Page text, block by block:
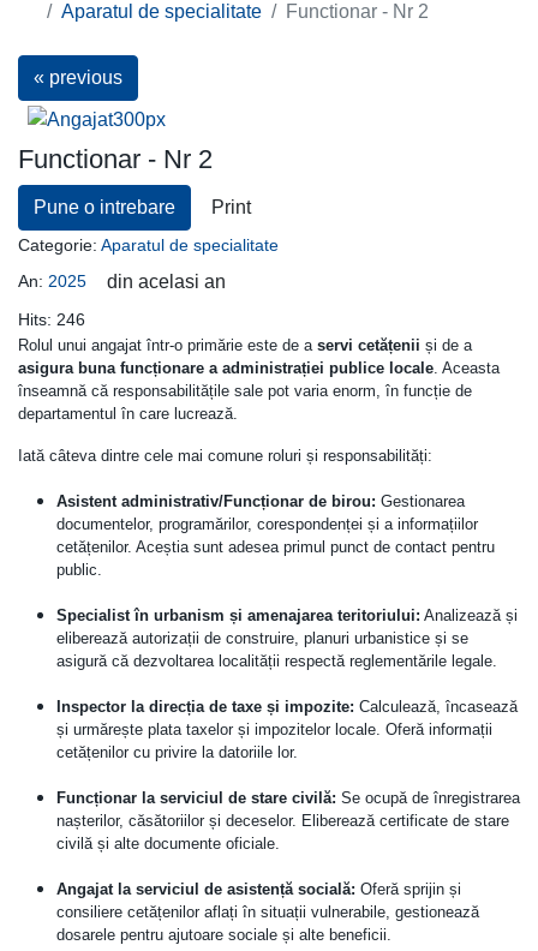
Aparatul de specialitate
Functionar - Nr 2
« previous
Functionar - Nr 2
Pune o intrebare Print
Categorie: Aparatul de specialitate
An: 2025 din acelasi an
Hits: 246
Rolul unui angajat într-o primărie este de a servi cetățenii și de a
asigura buna funcționare a administrației publice locale. Aceasta
înseamnă că responsabilitățile sale pot varia enorm, în funcție de
departamentul în care lucrează.
Iată câteva dintre cele mai comune roluri și responsabilități:
Asistent administrativ/Funcționar de birou: Gestionarea
documentelor, programărilor, corespondenței și a informațiilor
cetățenilor. Aceștia sunt adesea primul punct de contact pentru
public.
Specialist în urbanism și amenajarea teritoriului: Analizează și
eliberează autorizații de construire, planuri urbanistice și se
asigură că dezvoltarea localității respectă reglementările legale.
Inspector la direcția de taxe și impozite: Calculează, încasează
și urmărește plata taxelor și impozitelor locale. Oferă informații
cetățenilor cu privire la datoriile lor.
Funcționar la serviciul de stare civilă: Se ocupă de înregistrarea
nașterilor, căsătoriilor și deceselor. Eliberează certificate de stare
civilă și alte documente oficiale.
Angajat la serviciul de asistență socială: Oferă sprijin și
consiliere cetățenilor aflați în situații vulnerabile, gestionează
dosarele pentru ajutoare sociale și alte beneficii.